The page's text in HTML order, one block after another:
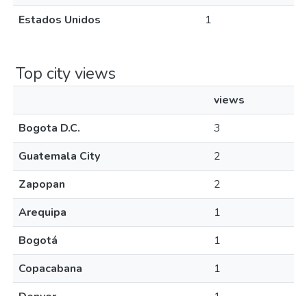
Estados Unidos
1
Top city views
views
Bogota D.C.
3
Guatemala City
2
Zapopan
2
Arequipa
1
Bogotá
1
Copacabana
1